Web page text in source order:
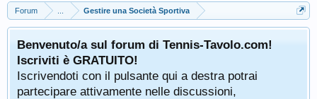
Forum Gestire una Società Sportiva
Benvenuto/a sul forum di Tennis-Tavolo.com!
Iscriviti è GRATUITO!
Iscrivendoti con il pulsante qui a destra potrai
partecipare attivamente nelle discussioni,